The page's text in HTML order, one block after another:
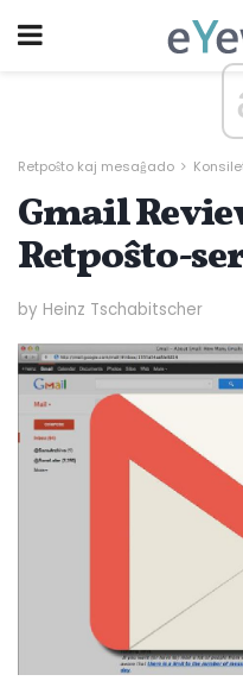
Retpoŝto kaj mesaĝado
Gmail
Retpoŝto-
by Heinz Tschabitscher